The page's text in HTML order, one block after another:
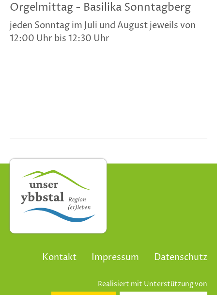
Orgelmittag - Basilika Sonntagberg
jeden Sonntag im Juli und August jeweils von
12:00 Uhr bis 12:30 Uhr
Kontakt Impressum Datenschutz
Realisiert mit Unterstützung von